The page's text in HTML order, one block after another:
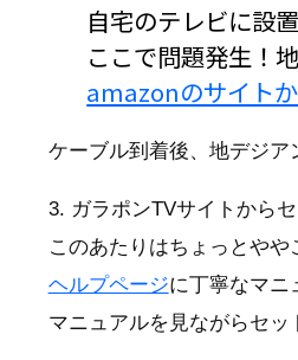
自宅のテレビに設置
ここで問題発生！
amazonのサイトか
ケーブル到着後、地デジア
3. ガラポンTVサイトから
このあたりはちょっとやや
ヘルプページに丁寧なマニ
マニュアルを見ながらセッ